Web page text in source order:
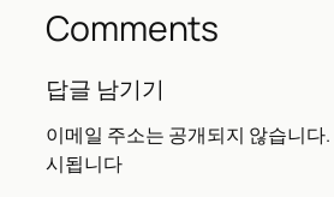
Comments
답글 남기기
이메일 주소는 공개되지 않습니다.
시됩니다